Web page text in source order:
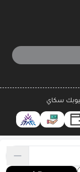
سكاي